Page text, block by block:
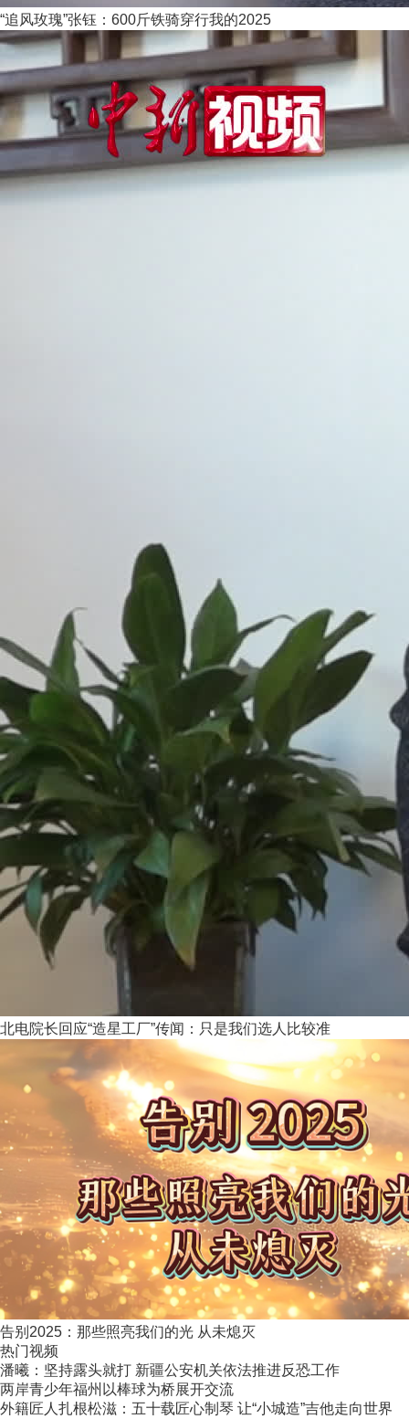
“追风玫瑰”张钰：600斤铁骑穿行我的2025
北电院长回应“造星工厂”传闻：只是我们选人比较准
告别2025：那些照亮我们的光 从未熄灭
热门视频
潘曦：坚持露头就打 新疆公安机关依法推进反恐工作
两岸青少年福州以棒球为桥展开交流
外籍匠人扎根松滋：五十载匠心制琴 让“小城造”吉他走向世界